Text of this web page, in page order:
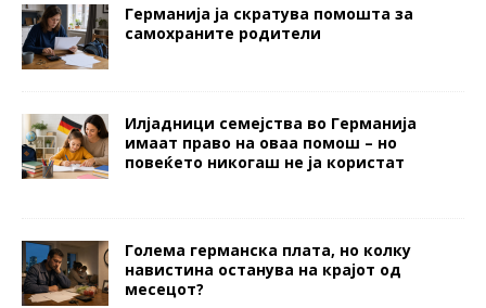
Германија ја скратува помошта за
самохраните родители
Илјадници семејства во Германија
имаат право на оваа помош – но
повеќето никогаш не ја користат
Голема германска плата, но колку
навистина останува на крајот од
месецот?